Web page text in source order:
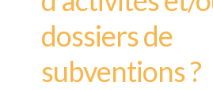
dossiers de
subventions ?